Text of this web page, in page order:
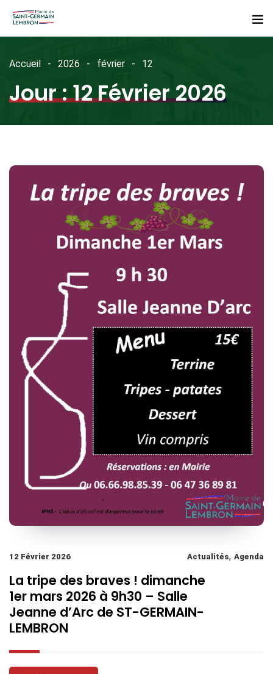
Accueil 2026 février 12
Jour :12 Février 2026
12 Février 2026 Actualités, Agenda
La tripe des braves ! dimanche
1er mars 2026 à 9h30 – Salle
Jeanne d’Arc de ST-GERMAIN-
LEMBRON